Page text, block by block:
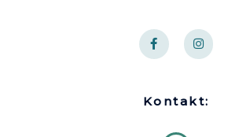
F
a
c
o
I
n
s
g
r
Kontakt: